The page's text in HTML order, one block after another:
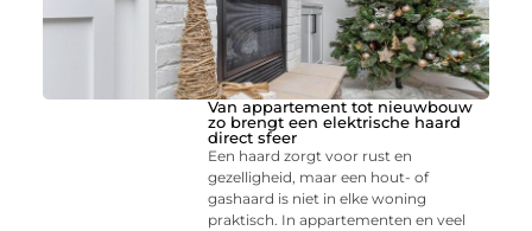
Van appartement tot nieuwbouw
zo brengt een elektrische haard
direct sfeer
Een haard zorgt voor rust en
gezelligheid, maar een hout- of
gashaard is niet in elke woning
praktisch. In appartementen en veel